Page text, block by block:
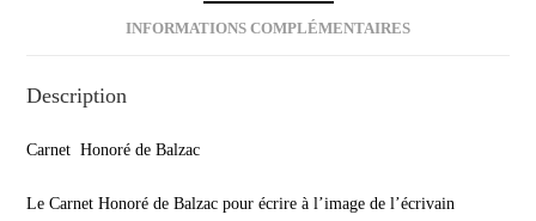
INFORMATIONS COMPLÉMENTAIRES
Description
Carnet Honoré de Balzac
Le Carnet Honoré de Balzac pour écrire à l’image de l’écrivain